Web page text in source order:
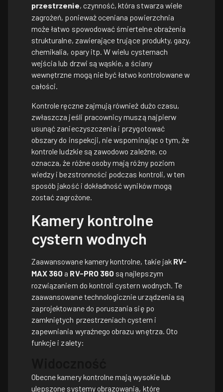
przestrzenie, czynność, która stwarza wiele
zagrożeń, ponieważ oceniana powierzchnia
może łatwo spowodować śmiertelne obrażenia
strukturalne, zawierające trujące produkty, gazy,
chemikalia, opary itp. W wielu cysternach
wejścia lub drzwi są wąskie, a ściany
wewnętrzne mogą nie być łatwo kontrolowane w
całości.
Kontrole ręczne zajmują również dużo czasu,
zwłaszcza jeśli pracownicy muszą najpierw
usunąć zanieczyszczenia i przygotować
obszary do inspekcji, nie wspominając o tym, że
kontrole ludzkie są zawodowo zależne, co
oznacza, że różne osoby mają różny poziom
wiedzy i bezstronności podczas kontroli, w ten
sposób jakość i dokładność wyników mogą
zostać zagrożone.
Kamery kontrolne
cystern wodnych
Zaawansowane kamery kontrolne, takie jak RV-
MAX 360 a RV-PRO 360 są najlepszym
rozwiązaniem do kontroli cystern wodnych. Te
zaawansowane technologicznie urządzenia są
zaprojektowane do poruszania się po
zamkniętych przestrzeniach cystern i
zapewniania wyraźnego obrazu wnętrza. Oto
funkcje i zalety:
Obecne kamery kontrolne mają wysokie lub
ulepszone systemy obrazowania, które